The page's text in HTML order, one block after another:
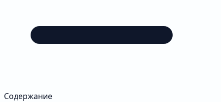
Содержание